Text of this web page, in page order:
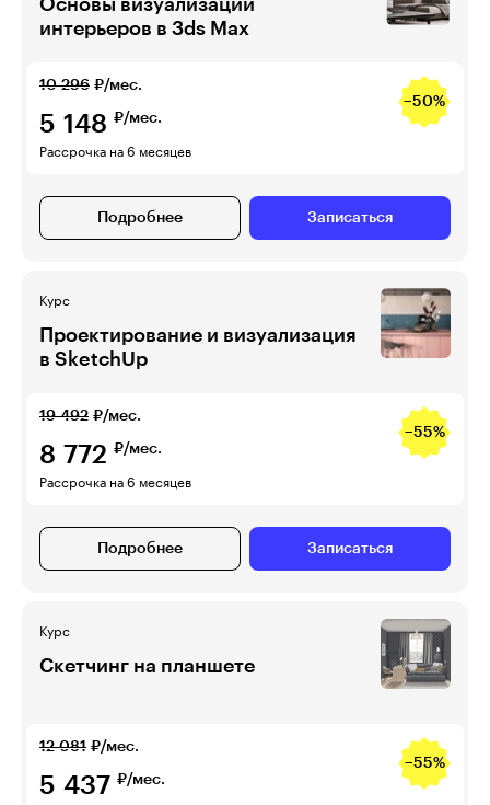
Основы визуализации
интерьеров в 3ds Max
10 296 ₽/мес.
−50%
5 148 ₽/мес.
Рассрочка на 6 месяцев
Подробнее Записаться
Курс
Проектирование и визуализация
в SketchUp
19 492 ₽/мес.
−55%
8 772 ₽/мес.
Рассрочка на 6 месяцев
Подробнее Записаться
Курс
Скетчинг на планшете
12 081 ₽/мес.
−55%
5 437 ₽/мес.